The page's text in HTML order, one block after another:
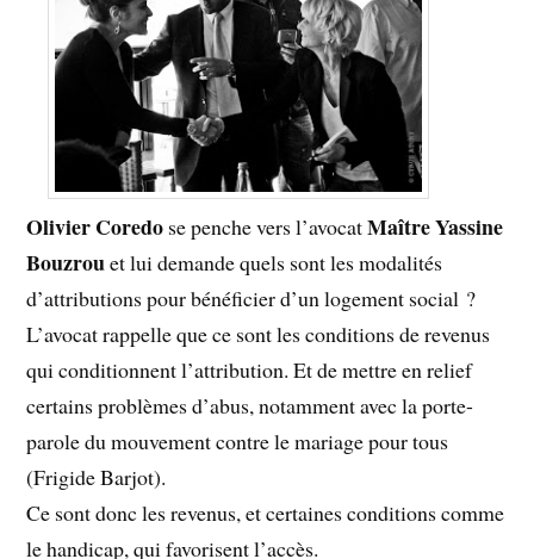
Olivier Coredo se penche vers l’avocatMaître Yassine
Bouzrouet lui demande quels sont les modalités
d’attributions pour bénéficier d’un logement social ?
L’avocat rappelle que ce sont les conditions de revenus
qui conditionnent l’attribution. Et de mettre en relief
certains problèmes d’abus, notamment avec la porte-
parole du mouvement contre le mariage pour tous
(Frigide Barjot).
Ce sont donc les revenus, et certaines conditions comme
le handicap, qui favorisent l’accès.